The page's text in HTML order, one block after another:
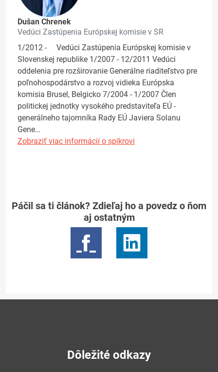
Dušan Chrenek
Vedúci Zastúpenia Európskej komisie v SR
1/2012 - Vedúci Zastúpenia Európskej komisie v
Slovenskej republike 1/2007 - 12/2011 Vedúci
oddelenia pre rozširovanie Generálne riaditeľstvo pre
poľnohospodárstvo a rozvoj vidieka Európska
komisia Brusel, Belgicko 7/2004 - 1/2007 Člen
politickej jednotky vysokého predstaviteľa EÚ -
generálneho tajomníka Rady EÚ Javiera Solanu
Gene…
Zobraziť viac informácií o spíkrovi
Páčil sa ti článok? Zdieľaj ho a povedz o ňom
aj ostatným
Dôležité odkazy